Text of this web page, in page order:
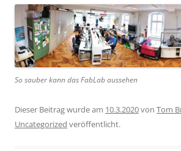
So sauber kann das FabLab aussehen
Dieser Beitrag wurde am 10.3.2020von Tom
Uncategorized veröffentlicht.